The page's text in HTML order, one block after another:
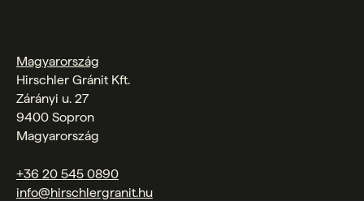
Magyarország
Hirschler Gránit Kft.
Zárányi u. 27
9400 Sopron
Magyarország
+36 20 545 0890
info@hirschlergranit.hu